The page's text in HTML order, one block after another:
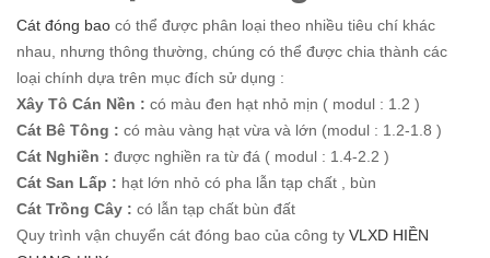
Cát đóng bao có thể được phân loại theo nhiều tiêu chí khác
nhau, nhưng thông thường, chúng có thể được chia thành các
loại chính dựa trên mục đích sử dụng :
Xây Tô Cán Nền : có màu đen hạt nhỏ mịn ( modul : 1.2 )
Cát Bê Tông : có màu vàng hạt vừa và lớn (modul : 1.2-1.8 )
Cát Nghiền : được nghiền ra từ đá ( modul : 1.4-2.2 )
Cát San Lấp : hạt lớn nhỏ có pha lẫn tạp chất , bùn
Cát Trồng Cây : có lẫn tạp chất bùn đất
Quy trình vận chuyển cát đóng bao của công ty VLXD HIỀN